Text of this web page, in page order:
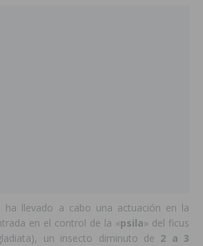
ha llevado a cabo una actuación en la
en el control de la «psila» del ficus
un insecto diminuto de 2 a 3